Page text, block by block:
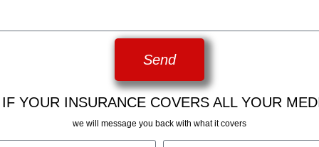
Send
YOUR INSURANCE COVERS ALL YOUR
we will message you back with what it covers